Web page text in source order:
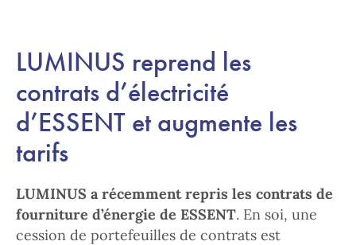
LUMINUS reprend les
contrats d’électricité
d’ESSENT et augmente les
tarifs
LUMINUS a récemment repris les contrats de
fourniture d’énergie de ESSENT. En soi, une
cession de portefeuilles de contrats est